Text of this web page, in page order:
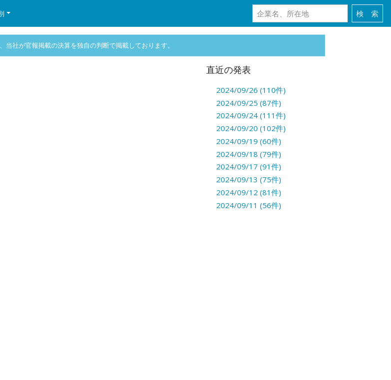
社が官報掲載の決算を独自の判断で掲載しております。
直近の発表
2024/09/26 (110件)
2024/09/25 (87件)
2024/09/24 (111件)
2024/09/20 (102件)
2024/09/19 (60件)
2024/09/18 (79件)
2024/09/17 (91件)
2024/09/13 (75件)
2024/09/12 (81件)
2024/09/11 (56件)